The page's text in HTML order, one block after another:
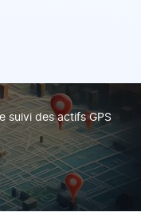
suivi des actifs GPS